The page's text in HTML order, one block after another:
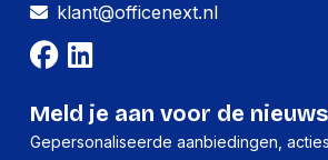
Breedte:
Hoogte:
Lengte:
170
Gewicht:
300 gram
klant@officenext.nl
Meld je aan voor de
Gepersonaliseerde aanbiedingen,